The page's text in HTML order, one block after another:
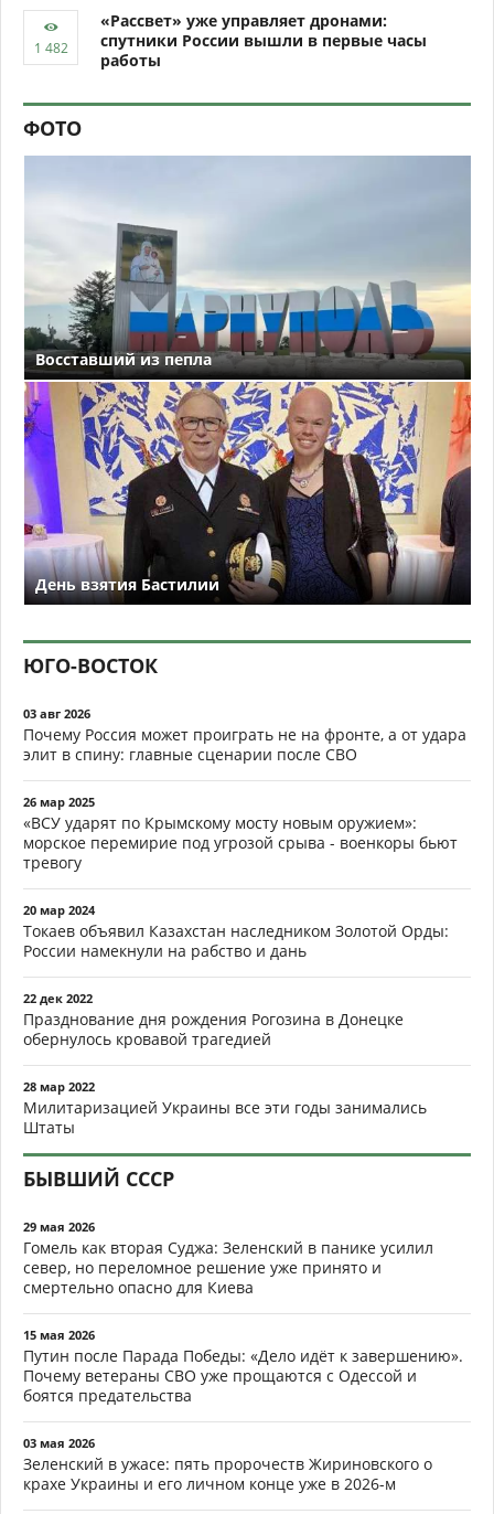
«Рассвет» уже управляет дронами:
спутники России вышли в первые часы
работы
ФОТО
Восставший из пепла
День взятия Бастилии
ЮГО-ВОСТОК
03 авг 2026
Почему Россия может проиграть не на фронте, а от удара
элит в спину: главные сценарии после СВО
26 мар 2025
«ВСУ ударят по Крымскому мосту новым оружием»:
морское перемирие под угрозой срыва - военкоры бьют
тревогу
20 мар 2024
Токаев объявил Казахстан наследником Золотой Орды:
России намекнули на рабство и дань
22 дек 2022
Празднование дня рождения Рогозина в Донецке
обернулось кровавой трагедией
28 мар 2022
Милитаризацией Украины все эти годы занимались
Штаты
БЫВШИЙ СССР
29 мая 2026
Гомель как вторая Суджа: Зеленский в панике усилил
север, но переломное решение уже принято и
смертельно опасно для Киева
15 мая 2026
Путин после Парада Победы: «Дело идёт к завершению».
Почему ветераны СВО уже прощаются с Одессой и
боятся предательства
03 мая 2026
Зеленский в ужасе: пять пророчеств Жириновского о
крахе Украины и его личном конце уже в 2026-м